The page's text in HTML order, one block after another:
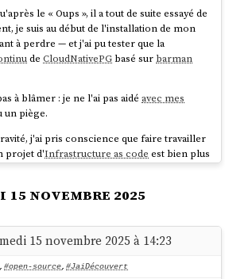
le « Oups », il a tout de suite essayé de
je suis au début de l'installation de mon
à perdre — et j'ai pu tester que la
deCloudNativePGbasé sur barman
à blâmer : je ne l'ai pas aidéavec mes
un piège.
j'ai pris conscience que faire travailler
projet d'Infrastructure as code est bien plus
15 novembre 2025
15 novembre 2025 à 14:23
, #open-source, #JaiDécouvert